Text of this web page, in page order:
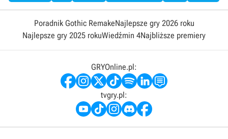
Poradnik Gothic RemakeNajlepsze gry 2026 roku
Najlepsze gry 2025 rokuWiedźmin 4Najbliższe premiery
GRYOnline.pl:
tvgry.pl: